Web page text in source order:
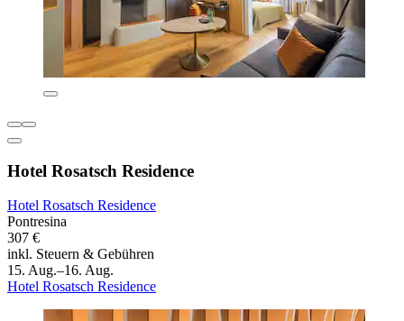
Hotel Rosatsch Residence
Hotel Rosatsch Residence
Pontresina
307 €
inkl. Steuern & Gebühren
15. Aug.–16. Aug.
Hotel Rosatsch Residence